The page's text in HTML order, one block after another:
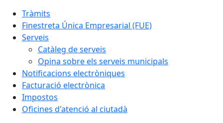
Tràmits
Finestreta Única Empresarial (FUE)
Serveis
Catàleg de serveis
Opina sobre els serveis municipals
Notificacions electròniques
Facturació electrònica
Impostos
Oficines d'atenció al ciutadà